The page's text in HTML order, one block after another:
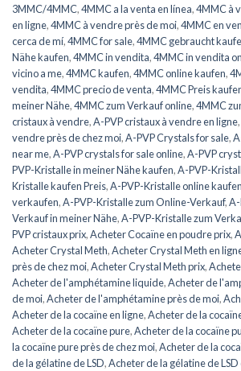
3MMC/4MMC,4MMC a la venta en línea,4MMC à
en ligne,4MMC à vendre près de moi,4MMC en
cerca de mí,4MMC for sale,4MMC gebraucht
Nähe kaufen,4MMC in vendita,4MMC in vendita
vicino a me,4MMC kaufen,4MMC online kaufen,
vendita,4MMC precio de venta,4MMC Preis
meiner Nähe,4MMC zum Verkauf online,4MMC
cristaux à vendre,A-PVP cristaux à vendre en ligne,
vendre près de chez moi,A-PVP Crystals for sale,
near me,A-PVP crystals for sale online,A-PVP
PVP-Kristalle in meiner Nähe kaufen,A-PVP-
Kristalle kaufen Preis,A-PVP-Kristalle online kaufen
verkaufen,A-PVP-Kristalle zum Online-Verkauf,A-
Verkauf in meiner Nähe,A-PVP-Kristalle zum
PVP cristaux prix,Acheter Cocaïne en poudre prix,
Acheter Crystal Meth,Acheter Crystal Meth en
près de chez moi,Acheter Crystal Meth prix,
Acheter de l'amphétamine liquide,Acheter de
de moi,Acheter de l'amphétamine près de moi,
Acheter de la cocaïne en ligne,Acheter de la
Acheter de la cocaïne pure,Acheter de la cocaïne
la cocaïne pure près de chez moi,Acheter de la
de la gélatine de LSD,Acheter de la gélatine de LSD